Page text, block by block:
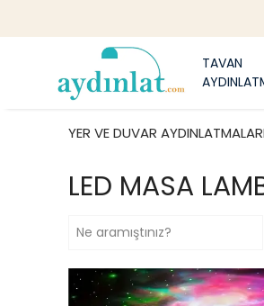
TAVAN
YER VE DUVAR
LED MASA